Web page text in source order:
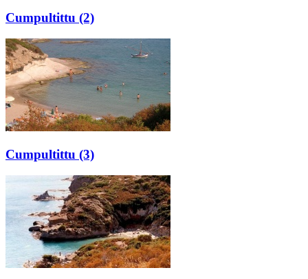
Cumpultittu (2)
Cumpultittu (3)